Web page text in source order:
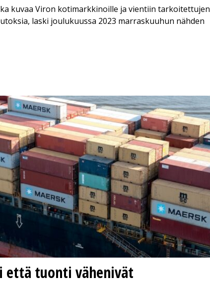
kuvaa Viron kotimarkkinoille ja vientiin tarkoitettujen
laski joulukuussa 2023 marraskuuhun nähden
että tuonti vähenivät